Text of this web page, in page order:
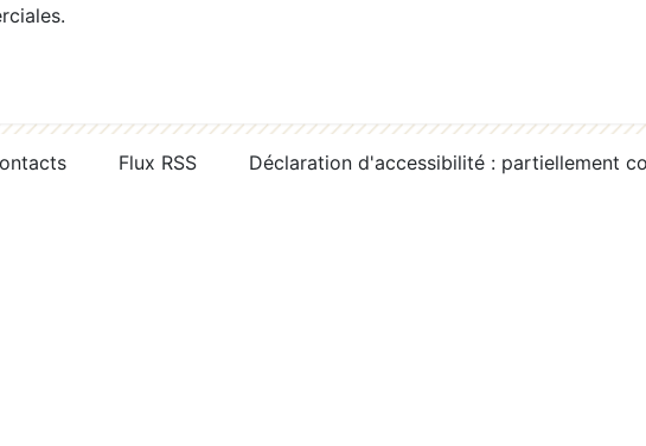
Flux RSS Déclaration d'accessibilité : partiellement